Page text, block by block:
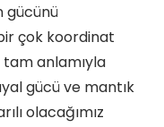
gücünü
çok koordinat
anlamıyla
gücü ve mantık
olacağımız